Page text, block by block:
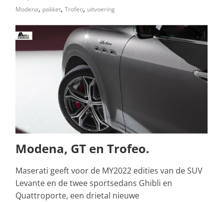
lifestyleModena, pakket, Trofeo, uitvoering
Modena, GT en Trofeo.
Maserati geeft voor de MY2022 edities van de SUV
Levante en de twee sportsedans Ghibli en
Quattroporte, een drietal nieuwe